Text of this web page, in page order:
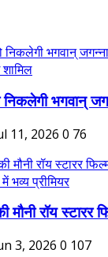
भगवान्
11, 2026 0 76
रॉय स्टारर
3, 2026 0 107